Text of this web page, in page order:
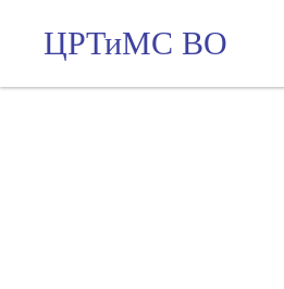
ЦРТиМС ВО